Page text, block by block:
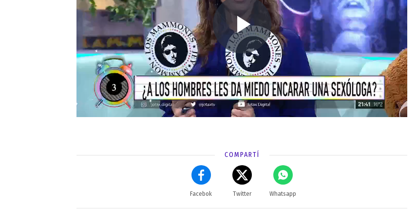
COMPARTÍ
Facebok Twitter Whatsapp